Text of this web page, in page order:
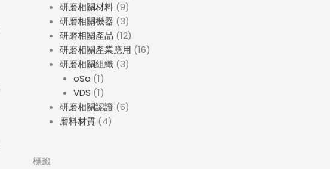
研磨相關材料 (9)
研磨相關機器 (3)
研磨相關產品 (12)
研磨相關產業應用 (16)
研磨相關組織 (3)
oSa (1)
VDS (1)
研磨相關認證 (6)
磨料材質 (4)
標籤